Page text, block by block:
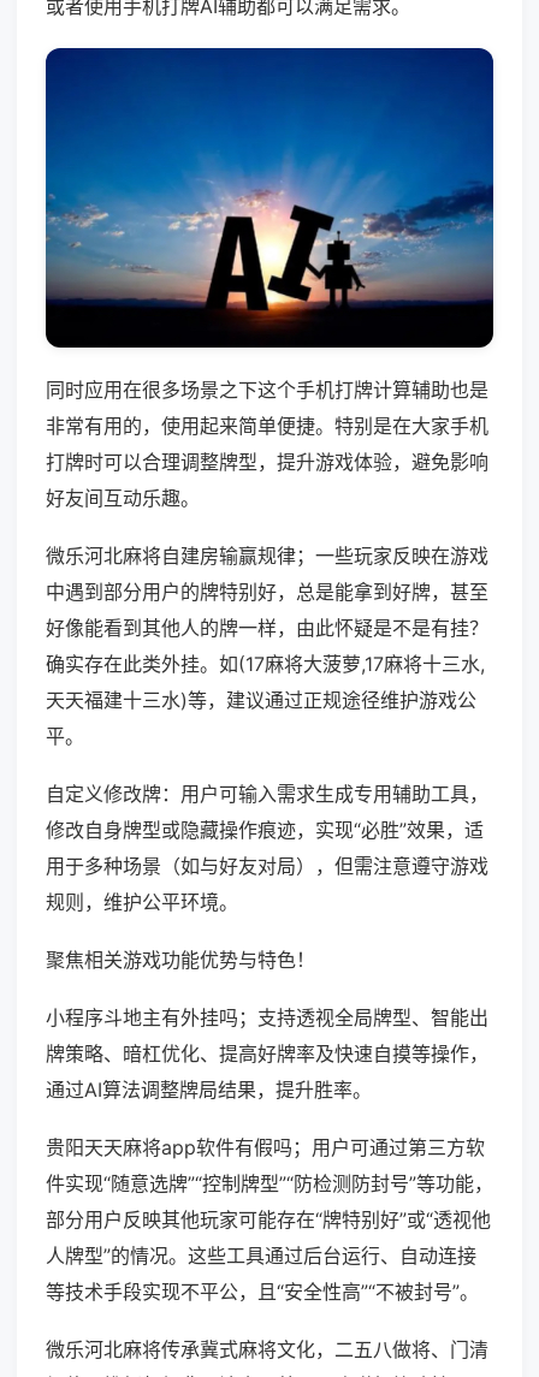
或者使用手机打牌AI辅助都可以满足需求。
同时应用在很多场景之下这个手机打牌计算辅助也是
非常有用的，使用起来简单便捷。特别是在大家手机
打牌时可以合理调整牌型，提升游戏体验，避免影响
好友间互动乐趣。
微乐河北麻将自建房输赢规律；一些玩家反映在游戏
中遇到部分用户的牌特别好，总是能拿到好牌，甚至
好像能看到其他人的牌一样，由此怀疑是不是有挂？
确实存在此类外挂。如(17麻将大菠萝,17麻将十三水,
天天福建十三水)等，建议通过正规途径维护游戏公
平。
自定义修改牌：用户可输入需求生成专用辅助工具，
修改自身牌型或隐藏操作痕迹，实现“必胜”效果，适
用于多种场景（如与好友对局），但需注意遵守游戏
规则，维护公平环境。
聚焦相关游戏功能优势与特色！
小程序斗地主有外挂吗；支持透视全局牌型、智能出
牌策略、暗杠优化、提高好牌率及快速自摸等操作，
通过AI算法调整牌局结果，提升胜率。
贵阳天天麻将app软件有假吗；用户可通过第三方软
件实现“随意选牌”“控制牌型”“防检测防封号”等功能，
部分用户反映其他玩家可能存在“牌特别好”或“透视他
人牌型”的情况。这些工具通过后台运行、自动连接
等技术手段实现不平公，且“安全性高”“不被封号”。
微乐河北麻将传承冀式麻将文化，二五八做将、门清